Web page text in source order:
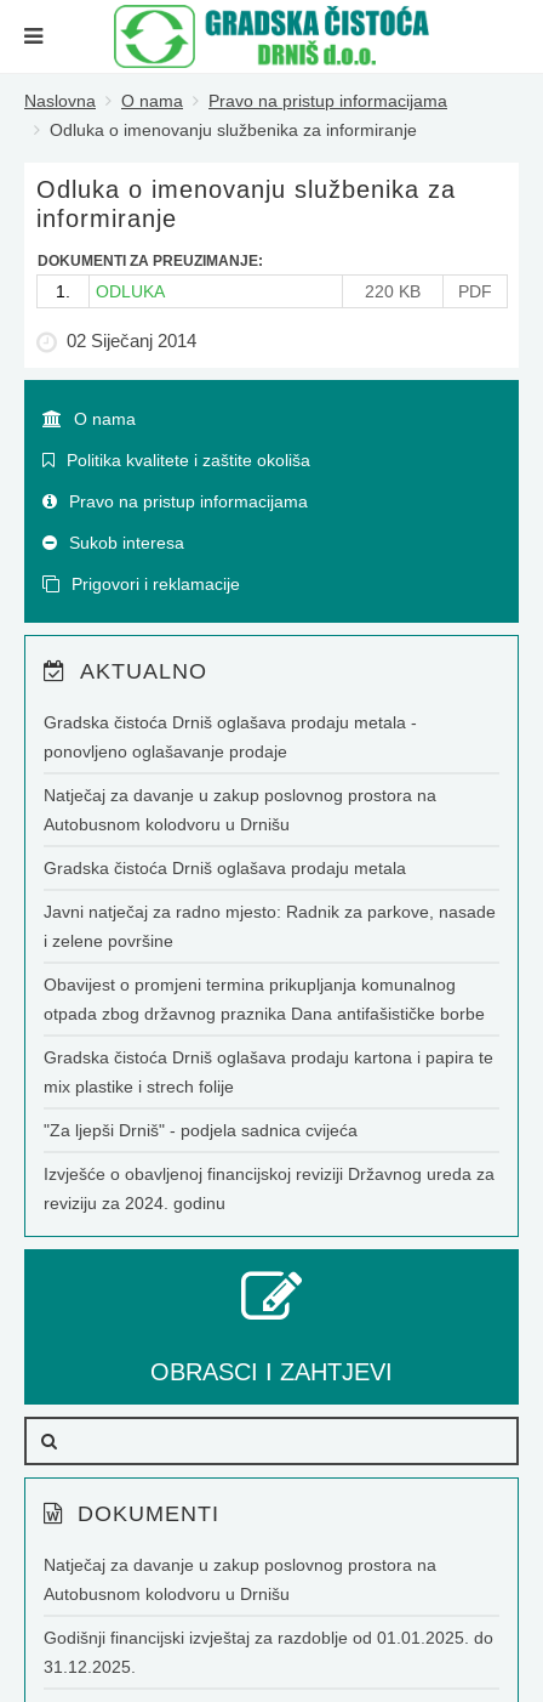
Naslovna O nama
Pravo na pristup informacijama
Odluka o imenovanju službenika za informiranje
Odluka o imenovanju službenika za
informiranje
DOKUMENTI ZA PREUZIMANJE:
1. ODLUKA 220 KB PDF
02 Siječanj 2014
O nama
Politika kvalitete i zaštite okoliša
Pravo na pristup informacijama
Sukob interesa
Prigovori i reklamacije
AKTUALNO
Gradska čistoća Drniš oglašava prodaju metala -
ponovljeno oglašavanje prodaje
Natječaj za davanje u zakup poslovnog prostora na
Autobusnom kolodvoru u Drnišu
Gradska čistoća Drniš oglašava prodaju metala
Javni natječaj za radno mjesto: Radnik za parkove, nasade
i zelene površine
Obavijest o promjeni termina prikupljanja komunalnog
otpada zbog državnog praznika Dana antifašističke borbe
Gradska čistoća Drniš oglašava prodaju kartona i papira te
mix plastike i strech folije
"Za ljepši Drniš" - podjela sadnica cvijeća
Izvješće o obavljenoj financijskoj reviziji Državnog ureda za
reviziju za 2024. godinu
OBRASCI I ZAHTJEVI
DOKUMENTI
Natječaj za davanje u zakup poslovnog prostora na
Autobusnom kolodvoru u Drnišu
Godišnji financijski izvještaj za razdoblje od 01.01.2025. do
31.12.2025.